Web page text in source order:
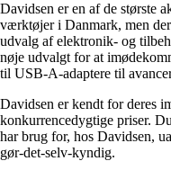
Davidsen er en af de største
værktøjer i Danmark, men
udvalg af elektronik- og
nøje udvalgt for at
til USB-A-adaptere til
Davidsen er kendt for deres
konkurrencedygtige priser.
har brug for, hos Davidsen,
gør-det-selv-kyndig.